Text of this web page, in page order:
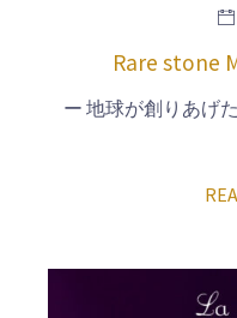
Rare stone
ー 地球が創りあげ